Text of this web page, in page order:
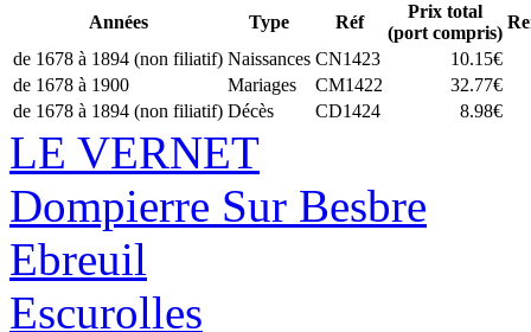
Années Type Réf
Prix total
(port compris)
de 1678 à 1894 (non filiatif) Naissances CN1423
10.15€
de 1678 à 1900
Mariages CM1422
32.77€
de 1678 à 1894 (non filiatif) Décès CD1424 8.98€
LE VERNET
Dompierre Sur Besbre
Ebreuil
Escurolles